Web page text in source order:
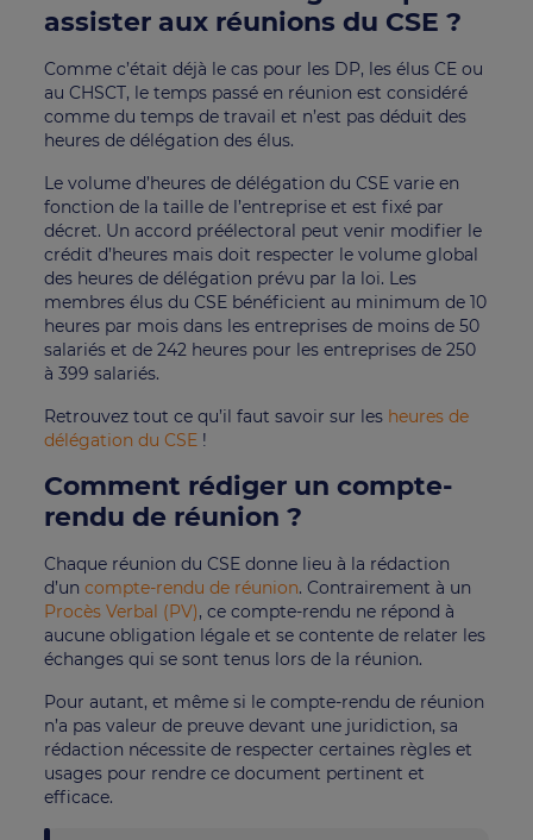
assister aux réunions du CSE ?
Comme c’était déjà le cas pour les DP, les élus CE ou
au CHSCT, le temps passé en réunion est considéré
comme du temps de travail et n’est pas déduit des
heures de délégation des élus.
Le volume d’heures de délégation du CSE varie en
fonction de la taille de l’entreprise et est fixé par
décret. Un accord préélectoral peut venir modifier le
crédit d’heures mais doit respecter le volume global
des heures de délégation prévu par la loi. Les
membres élus du CSE bénéficient au minimum de 10
heures par mois dans les entreprises de moins de 50
salariés et de 242 heures pour les entreprises de 250
à 399 salariés.
Retrouvez tout ce qu’il faut savoir sur les heures de
délégation du CSE !
Comment rédiger un compte-
rendu de réunion ?
Chaque réunion du CSE donne lieu à la rédaction
d’uncompte-rendu de réunion. Contrairement à un
Procès Verbal (PV), ce compte-rendu ne répond à
aucune obligation légale et se contente de relater les
échanges qui se sont tenus lors de la réunion.
Pour autant, et même si le compte-rendu de réunion
n’a pas valeur de preuve devant une juridiction, sa
rédaction nécessite de respecter certaines règles et
usages pour rendre ce document pertinent et
efficace.